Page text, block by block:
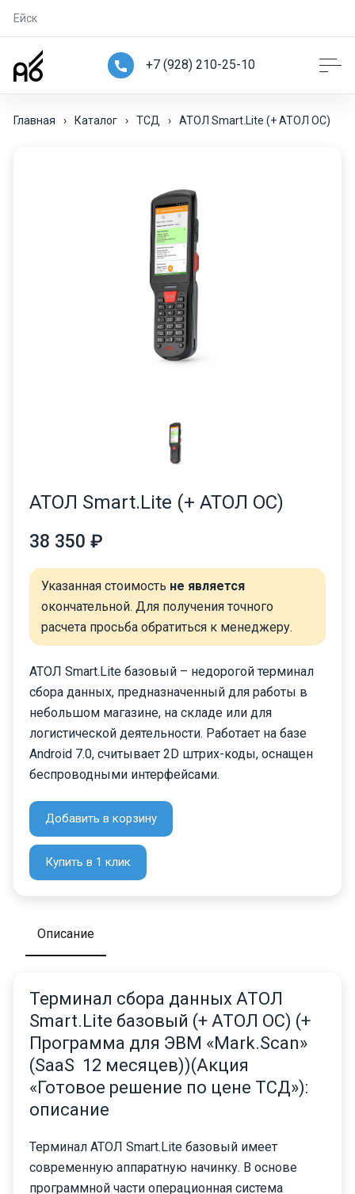
Ейск
+7 (928) 210-25-10
Главная › Каталог › ТСД › АТОЛ Smart.Lite (+ АТОЛ ОС)
АТОЛ Smart.Lite (+ АТОЛ ОС)
38 350 ₽
Указанная стоимость не является
окончательной. Для получения точного
расчета просьба обратиться к менеджеру.
АТОЛ Smart.Lite базовый – недорогой терминал
сбора данных, предназначенный для работы в
небольшом магазине, на складе или для
логистической деятельности. Работает на базе
Android 7.0, считывает 2D штрих-коды, оснащен
беспроводными интерфейсами.
Добавить в корзину
Купить в 1 клик
Описание
Терминал сбора данных АТОЛ
Smart.Lite базовый (+ АТОЛ ОС) (+
Программа для ЭВМ «Mark.Scan»
(SaaS 12 месяцев))(Акция
«Готовое решение по цене ТСД»):
описание
Терминал АТОЛ Smart.Lite базовый имеет
современную аппаратную начинку. В основе
программной части операционная система